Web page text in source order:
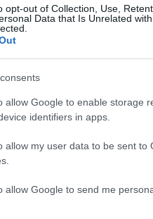
opt-out of Collection, Use,
Data that Is Unrelated
allow Google to enable storage
identifiers in apps.
allow my user data to be sent to
allow Google to send me
της
μείωση των
οι 8.356 (20,8%)
κατηγορία,
αντίστοιχα. Το
με ξεχωριστό
αυξηθεί κατά 20
από